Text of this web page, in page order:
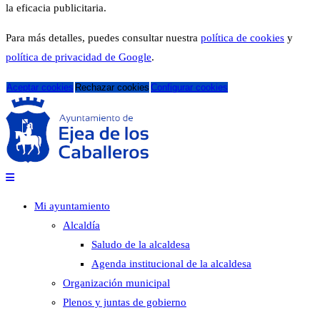
la eficacia publicitaria.
Para más detalles, puedes consultar nuestra política de cookies y
política de privacidad de Google.
Aceptar cookies Rechazar cookies Configurar cookies
Mi ayuntamiento
Alcaldía
Saludo de la alcaldesa
Agenda institucional de la alcaldesa
Organización municipal
Plenos y juntas de gobierno